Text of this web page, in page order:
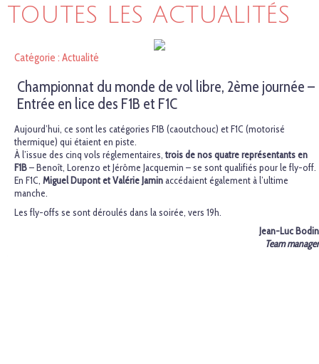
TOUTES LES ACTUALITÉS
Catégorie : Actualité
Championnat du monde de vol libre, 2ème journée –
Entrée en lice des F1B et F1C
Aujourd’hui, ce sont les catégories F1B (caoutchouc) et F1C (motorisé
thermique) qui étaient en piste.
À l’issue des cinq vols réglementaires,trois de nos quatre représentants en
F1B– Benoît, Lorenzo et Jérôme Jacquemin – se sont qualifiés pour le fly-off.
En F1C, Miguel Dupont et Valérie Jaminaccédaient également à l’ultime
manche.
Les fly-offs se sont déroulés dans la soirée, vers 19h.
Jean-Luc Bodin
Team manager